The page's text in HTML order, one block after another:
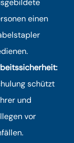
einen
schützt
und
vor